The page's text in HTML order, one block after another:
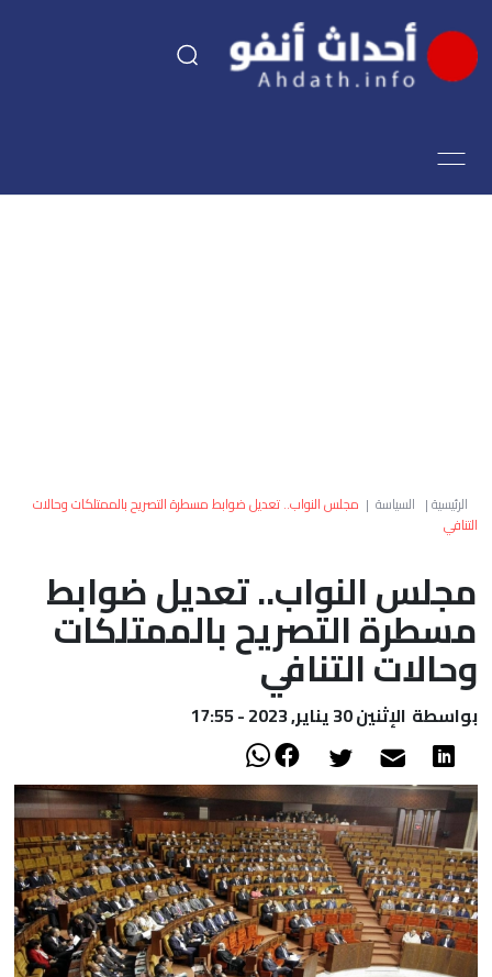
اقتصاد
العالم
الصحراء
الرئيسية| السياسة | مجلس النواب.. تعديل ضوابط مسطرة التصريح بالممتلكات وحالات
التنافي
مجلس النواب.. تعديل ضوابط
مسطرة التصريح بالممتلكات
وحالات التنافي
بواسطة الإثنين 30 يناير, 2023 - 17:55